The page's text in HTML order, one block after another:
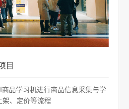
目
品学习机进行商品信息采集与学
、定价等流程